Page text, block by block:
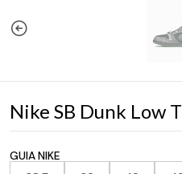
Nike SB Dunk Low
GUIA NIKE